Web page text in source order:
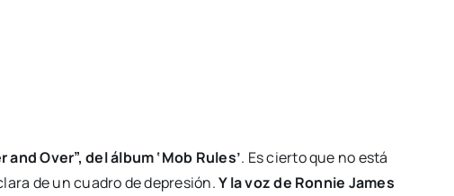
Over”, del álbum ‘Mob Rules’. Es cierto que no está
de un cuadro de depresión.Y la voz de Ronnie James